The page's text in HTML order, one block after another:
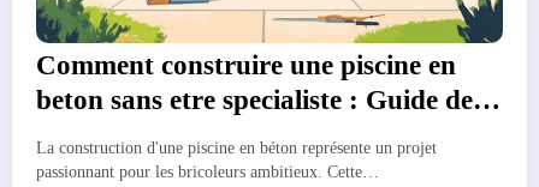
Comment construire une piscine en
beton sans etre specialiste : Guide de
depannage des problemes frequents
La construction d'une piscine en béton représente un projet
passionnant pour les bricoleurs ambitieux. Cette…